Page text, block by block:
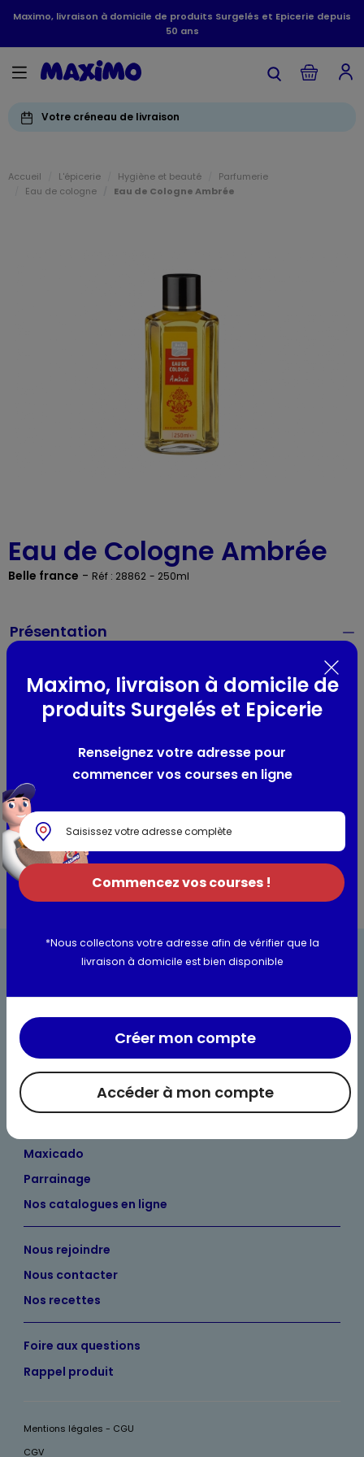
Maximo, livraison à domicile de produits Surgelés et Epicerie depuis
50 ans
Votre créneau de livraison
Accueil L'épicerie Hygiène et beauté
Parfumerie
Eau de cologne
Eau de Cologne Ambrée
Eau de Cologne Ambrée
Belle france - Réf : 28862 - 250ml
Présentation
Lieu de provenance :France
Composition / Ingrédients / Allergènes
ALCOHOL DENAT, AQUA, PARFUM, CITRAL, GERANIOL, LIMONENE,
LINALOOL, CI 19140, CI 16255.
Informations complémentaires
Bienvenue chez Maximo
Nos engagements
Maximo et vous
Maxicado
Parrainage
Nos catalogues en ligne
Nous rejoindre
Nous contacter
Nos recettes
Foire aux questions
Rappel produit
Mentions légales - CGU
CGV
Maximo, livraison à domicile de
produits Surgelés et Epicerie
Renseignez votre adresse pour
commencer vos courses en ligne
Commencez vos courses !
*Nous collectons votre adresse afin de vérifier que la
livraison à domicile est bien disponible
Accéder à mon compte
Créer mon compte